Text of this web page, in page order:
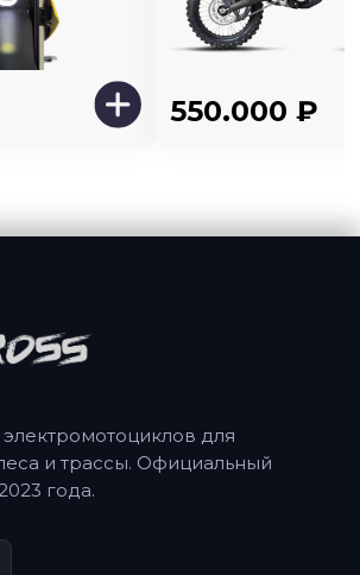
550.000 ₽
для
и трассы. Официальный
года.